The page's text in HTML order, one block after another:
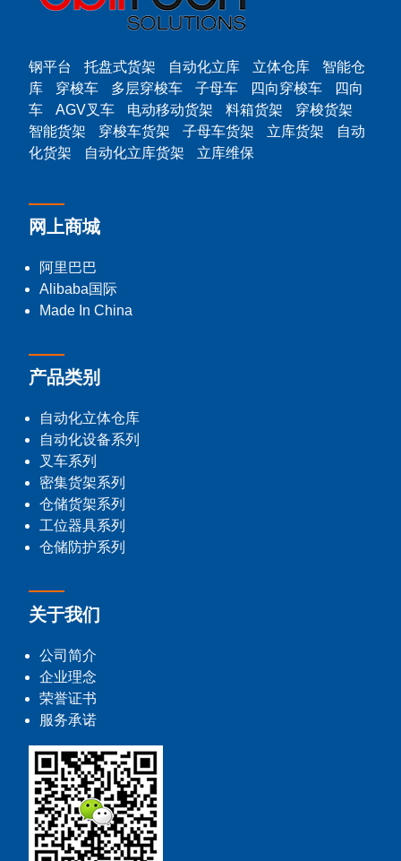
钢平台 托盘式货架 自动化立库 立体仓库
智能仓
库
穿梭车 多层穿梭车 子母车 四向穿梭车
四向
车
AGV叉车 电动移动货架 料箱货架
穿梭货架
智能货架
穿梭车货架 子母车货架 立库货架
自动
化货架
自动化立库货架 立库维保
网上商城
阿里巴巴
Alibaba国际
Made In China
产品类别
自动化立体仓库
自动化设备系列
叉车系列
密集货架系列
仓储货架系列
工位器具系列
仓储防护系列
关于我们
公司简介
企业理念
荣誉证书
服务承诺